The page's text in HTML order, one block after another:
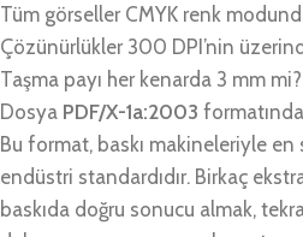
Tüm görseller CMYK renk
Çözünürlükler 300 DPI’nin
Taşma payı her kenarda 3 mm mi?
Dosya PDF/X-1a:2003
Bu format, baskı makineleriyle
endüstri standardıdır. Birkaç
baskıda doğru sonucu almak,